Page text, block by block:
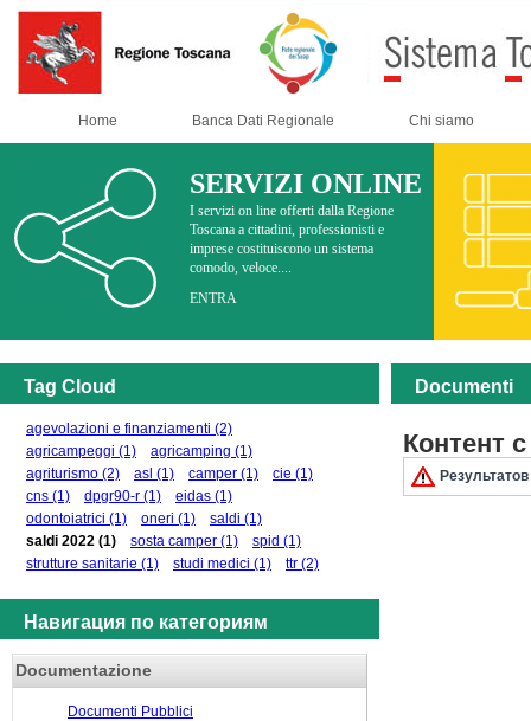
Home Banca Dati Regionale Chi siamo
SERVIZI ONLINE
I servizi on line offerti dalla Regione
Toscana a cittadini, professionisti e
imprese costituiscono un sistema
comodo, veloce....
ENTRA
Tag Cloud
agevolazioni e finanziamenti (2)
agricampeggi (1) agricamping (1)
agriturismo (2) asl (1) camper (1) cie (1)
cns (1) dpgr90-r (1) eidas (1)
odontoiatrici (1) oneri (1) saldi (1)
saldi 2022 (1) sosta camper (1) spid (1)
strutture sanitarie (1) studi medici (1) ttr (2)
Навигация по категориям
Documentazione
Documenti Pubblici
Documenti
Контент
Результатов